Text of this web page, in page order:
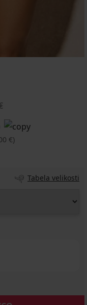
€)
Tabela velikosti